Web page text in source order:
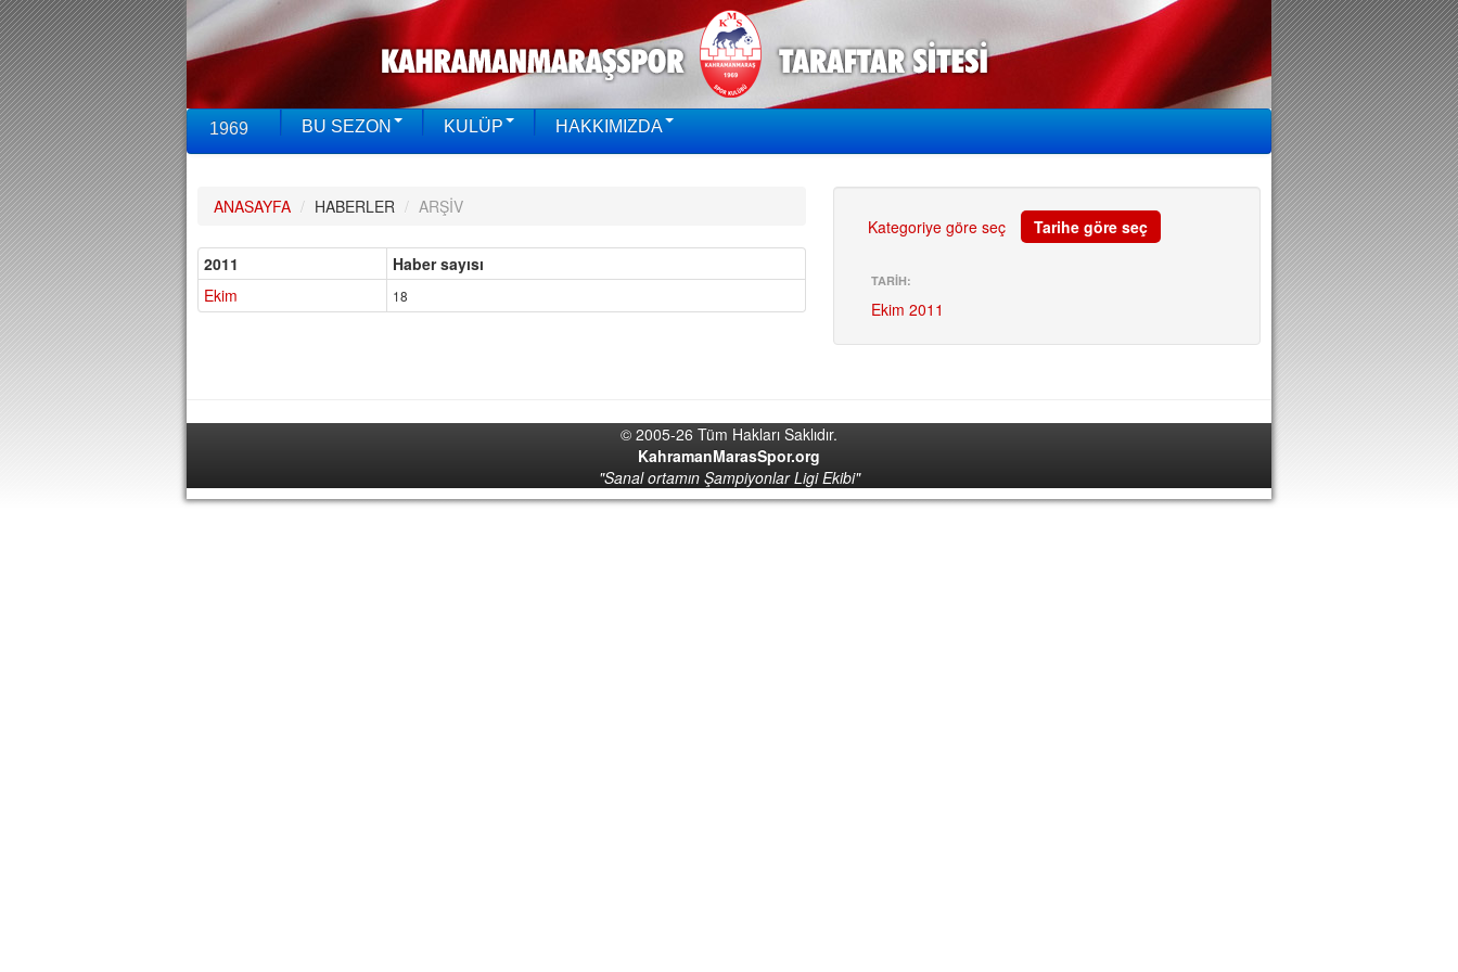
1969 BU SEZON KULÜP HAKKIMIZDA
ANASAYFA / HABERLER / ARŞİV
2011
Haber sayısı
Ekim
18
Kategoriye göre seç Tarihe göre seç
TARİH:
Ekim 2011
© 2005-26 Tüm Hakları Saklıdır.
KahramanMarasSpor.org
"Sanal ortamın Şampiyonlar Ligi Ekibi"